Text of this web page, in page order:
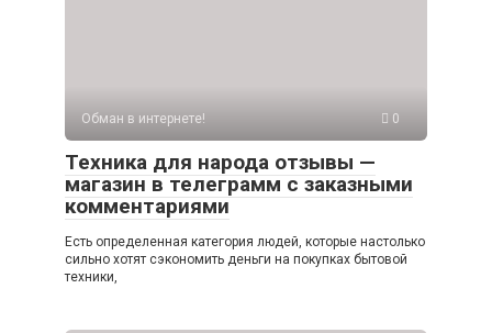
Обман в интернете! 0
Техника для народа отзывы —
магазин в телеграмм с заказными
комментариями
Есть определенная категория людей, которые настолько
сильно хотят сэкономить деньги на покупках бытовой
техники,